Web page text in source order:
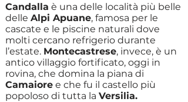
Candalla è una delle località più belle
delle Alpi Apuane, famosa per le
cascate e le piscine naturali dove
molti cercano refrigerio durante
l’estate. Montecastrese, invece, è un
antico villaggio fortificato, oggi in
rovina, che domina la piana di
Camaiore e che fu il castello più
popoloso di tutta la Versilia.